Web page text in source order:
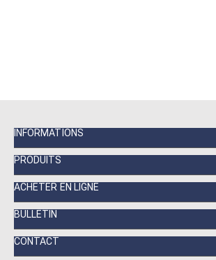
INFORMATIONS
PRODUITS
ACHETER EN LIGNE
BULLETIN
CONTACT